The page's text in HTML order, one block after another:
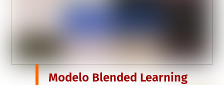
Modelo Blended Learning